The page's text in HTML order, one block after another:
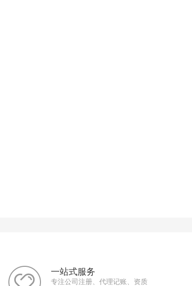
一站式服务
专注公司注册、代理记账、资质